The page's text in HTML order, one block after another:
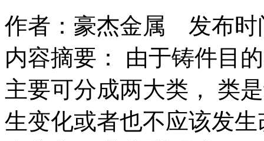
作者：豪杰金属 发布时
内容摘要： 由于铸件目
主要可分成两大类， 类
生变化或者也不应该发